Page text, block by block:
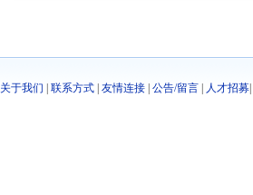
关于我们 联系方式 友情连接 公告/留言 人才招募